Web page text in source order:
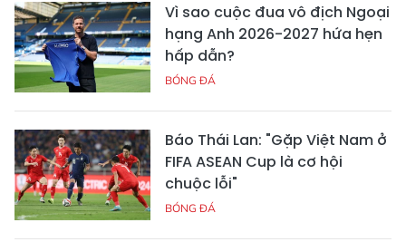
Vì sao cuộc đua vô địch Ngoại
hạng Anh 2026-2027 hứa hẹn
hấp dẫn?
BÓNG ĐÁ
Báo Thái Lan: "Gặp Việt Nam ở
FIFA ASEAN Cup là cơ hội
chuộc lỗi"
BÓNG ĐÁ